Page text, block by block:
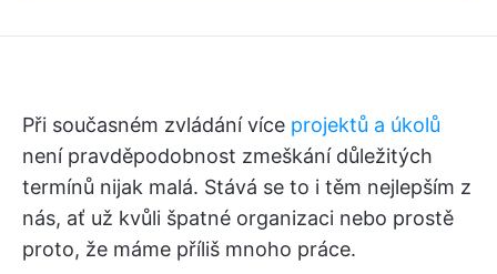
Při současném zvládání více projektů a úkolů
není pravděpodobnost zmeškání důležitých
termínů nijak malá. Stává se to i těm nejlepším z
nás, ať už kvůli špatné organizaci nebo prostě
proto, že máme příliš mnoho práce.